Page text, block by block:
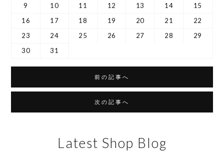
9
10 11 12 13 14
15
16
17 18 19 20 21
22
23
24 25 26 27 28
29
30
31
前の記事へ
次の記事へ
Latest Shop Blog